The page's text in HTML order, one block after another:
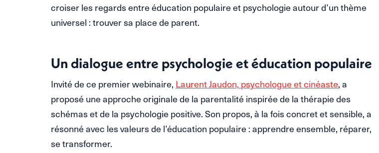
croiser les regards entre éducation populaire et psychologie autour d’un thème
universel : trouver sa place de parent.
Un dialogue entre psychologie et éducation populaire
Invité de ce premier webinaire, Laurent Jaudon, psychologue et cinéaste, a
proposé une approche originale de la parentalité inspirée de la thérapie des
schémas et de la psychologie positive. Son propos, à la fois concret et sensible, a
résonné avec les valeurs de l’éducation populaire : apprendre ensemble, réparer,
se transformer.